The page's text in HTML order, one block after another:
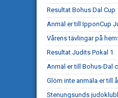
Resultat Bohus Dal Cup
Anmäl er till IpponCup
Vårens tävlingar på
Resultat Judits Pokal 1
Anmäl er till Bohus-Dal
Glöm inte anmäla er till
Stenungsunds